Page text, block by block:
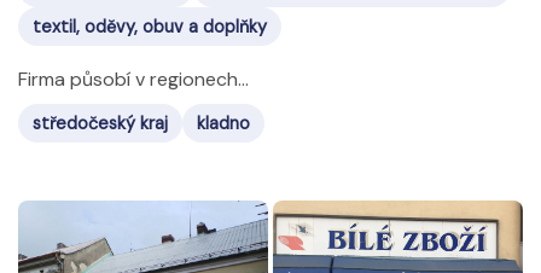
textil, oděvy, obuv a doplňky
Firma působí v regionech...
středočeský kraj kladno